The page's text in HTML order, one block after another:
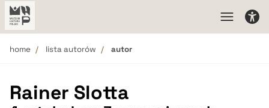
home lista autorów autor
Rainer Slotta